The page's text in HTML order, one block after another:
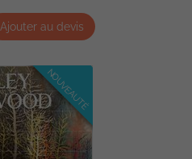
Ajouter au devis
NOUVEAUTÉ